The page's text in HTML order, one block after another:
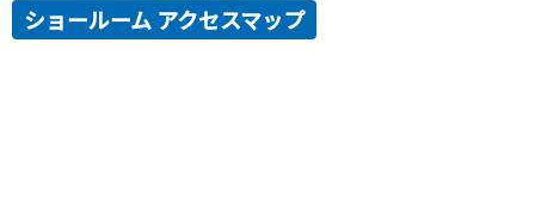
ショールーム アクセスマップ